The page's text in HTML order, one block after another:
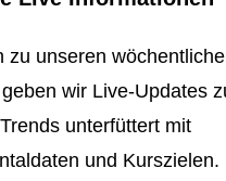
zu unseren
wir Live-Updates
unterfüttert mit
und Kurszielen.